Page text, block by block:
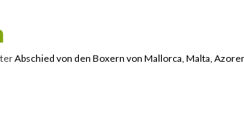
Abschied von den Boxern von Mallorca, Malta,